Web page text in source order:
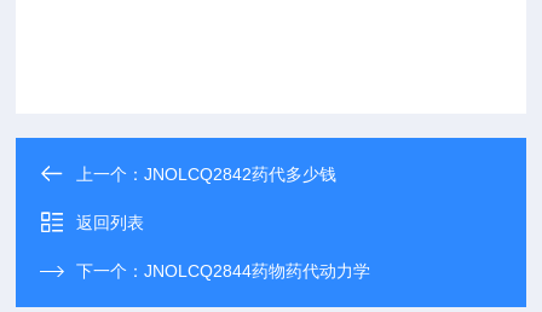
上一个：JNOLCQ2842药代多少钱
返回列表
下一个：JNOLCQ2844药物药代动力学